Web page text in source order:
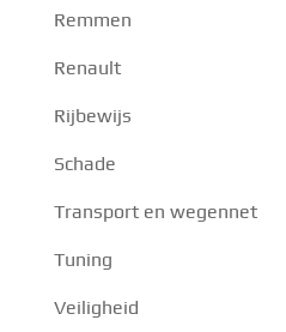
Remmen
Renault
Rijbewijs
Schade
Transport en wegennet
Tuning
Veiligheid